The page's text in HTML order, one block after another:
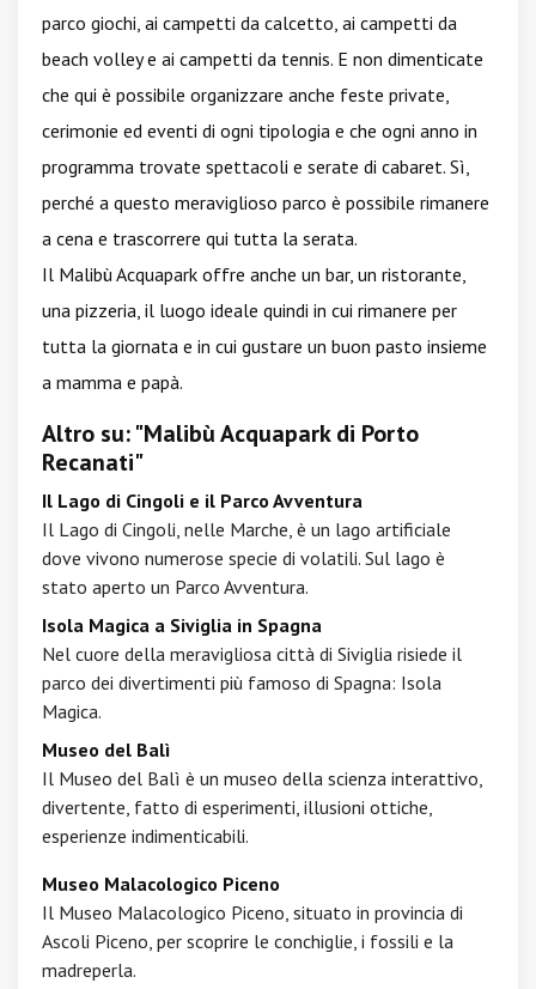
parco giochi, ai campetti da calcetto, ai campetti da
beach volley e ai campetti da tennis. E non dimenticate
che qui è possibile organizzare anche feste private,
cerimonie ed eventi di ogni tipologia e che ogni anno in
programma trovate spettacoli e serate di cabaret. Sì,
perché a questo meraviglioso parco è possibile rimanere
a cena e trascorrere qui tutta la serata.
Il Malibù Acquapark offre anche un bar, un ristorante,
una pizzeria, il luogo ideale quindi in cui rimanere per
tutta la giornata e in cui gustare un buon pasto insieme
a mamma e papà.
Altro su: "Malibù Acquapark di Porto
Recanati"
Il Lago di Cingoli e il Parco Avventura
Il Lago di Cingoli, nelle Marche, è un lago artificiale
dove vivono numerose specie di volatili. Sul lago è
stato aperto un Parco Avventura.
Isola Magica a Siviglia in Spagna
Nel cuore della meravigliosa città di Siviglia risiede il
parco dei divertimenti più famoso di Spagna: Isola
Magica.
Museo del Balì
Il Museo del Balì è un museo della scienza interattivo,
divertente, fatto di esperimenti, illusioni ottiche,
esperienze indimenticabili.
Museo Malacologico Piceno
Il Museo Malacologico Piceno, situato in provincia di
Ascoli Piceno, per scoprire le conchiglie, i fossili e la
madreperla.